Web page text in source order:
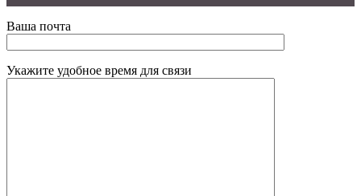
Ваша почта
Укажите удобное время для связи